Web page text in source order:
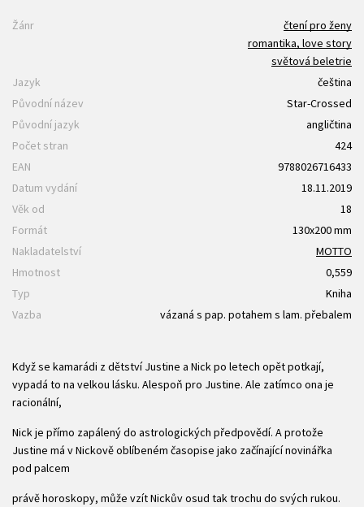
Žánr
čtení pro ženy
romantika, love story
světová beletrie
Jazyk
čeština
Původní název
Star-Crossed
Původní jazyk
angličtina
Počet stran
424
EAN
9788026716433
Datum vydání
18.11.2019
Věk od
18
Formát
130x200 mm
Nakladatelství
MOTTO
Hmotnost
0,559
Typ
Kniha
Vazba
vázaná s pap. potahem s lam. přebalem
Když se kamarádi z dětství Justine a Nick po letech opět potkají,
vypadá to na velkou lásku. Alespoň pro Justine. Ale zatímco ona je
racionální,
Nick je přímo zapálený do astrologických předpovědí. A protože
Justine má v Nickově oblíbeném časopise jako začínající novinářka
pod palcem
právě horoskopy, může vzít Nickův osud tak trochu do svých rukou.